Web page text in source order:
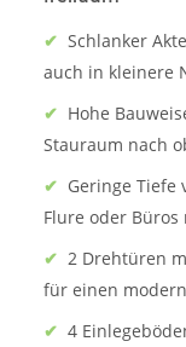
✔ Schlanker
auch in kleinere
✔ Hohe
Stauraum nach
✔ Geringe Tiefe
Flure oder Büros
✔ 2 Drehtüren
für einen
✔ 4